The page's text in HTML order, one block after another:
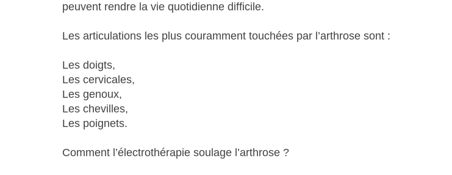
peuvent rendre la vie quotidienne difficile.
Les articulations les plus couramment touchées par l’arthrose sont :
Les doigts,
Les cervicales,
Les genoux,
Les chevilles,
Les poignets.
Comment l’électrothérapie soulage l’arthrose ?